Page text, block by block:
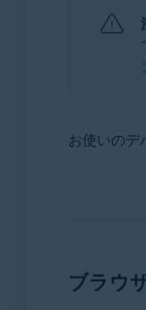
オペレ
Apple
お使いのデ
ブラウ